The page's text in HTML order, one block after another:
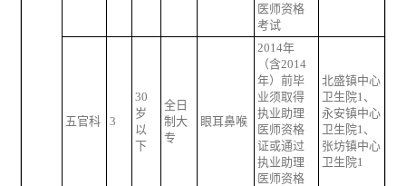
医师资格
考试
五官科 3
30
岁
以
下
全日
制大
专
眼耳鼻喉
2014年
（含2014
年）前毕
业须取得
执业助理
医师资格
证或通过
执业助理
医师资格
北盛镇中心
卫生院1、
永安镇中心
卫生院1、
张坊镇中心
卫生院1